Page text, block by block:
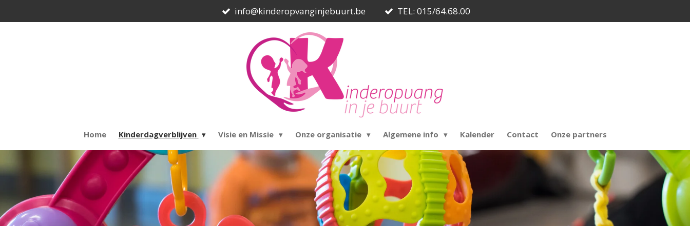
direct
info@kinderopvanginjebuurt.be TEL: 015/64.68.00
Home Kinderdagverblijven Visie en Missie Onze organisatie Algemene info Kalender Contact Onze partners